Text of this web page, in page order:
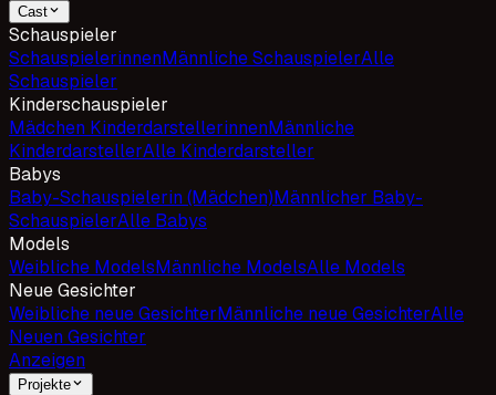
Cast
Schauspieler
SchauspielerinnenMännliche SchauspielerAlle
Schauspieler
Kinderschauspieler
Mädchen KinderdarstellerinnenMännliche
KinderdarstellerAlle Kinderdarsteller
Babys
Baby-Schauspielerin (Mädchen)Männlicher Baby-
SchauspielerAlle Babys
Models
Weibliche ModelsMännliche ModelsAlle Models
Neue Gesichter
Weibliche neue GesichterMännliche neue GesichterAlle
Neuen Gesichter
Anzeigen
Projekte